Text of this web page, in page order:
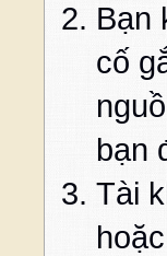
Bạn
cố
bạn
Tài